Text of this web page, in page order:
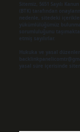
Sitemiz, 5651 Sayılı
(BTK) tarafından
nedenle, sitedeki
yükümlülüğümüz
sorumluluğunu
etmiş sayılırlar.
Hukuka ve yasal
yasal süre içerisinde